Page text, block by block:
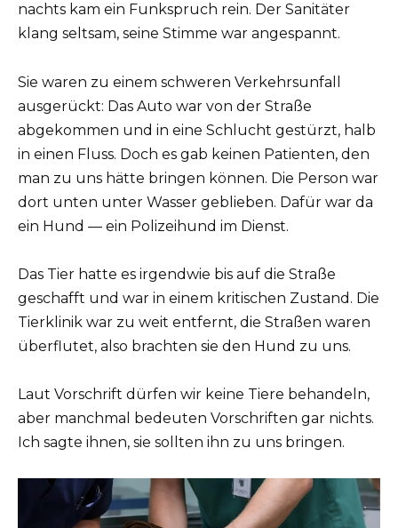
nachts kam ein Funkspruch rein. Der Sanitäter
klang seltsam, seine Stimme war angespannt.
Sie waren zu einem schweren Verkehrsunfall
ausgerückt: Das Auto war von der Straße
abgekommen und in eine Schlucht gestürzt, halb
in einen Fluss. Doch es gab keinen Patienten, den
man zu uns hätte bringen können. Die Person war
dort unten unter Wasser geblieben. Dafür war da
ein Hund — ein Polizeihund im Dienst.
Das Tier hatte es irgendwie bis auf die Straße
geschafft und war in einem kritischen Zustand. Die
Tierklinik war zu weit entfernt, die Straßen waren
überflutet, also brachten sie den Hund zu uns.
Laut Vorschrift dürfen wir keine Tiere behandeln,
aber manchmal bedeuten Vorschriften gar nichts.
Ich sagte ihnen, sie sollten ihn zu uns bringen.